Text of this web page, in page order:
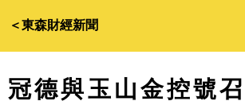
＜東森財經新聞
冠德與玉山金控號